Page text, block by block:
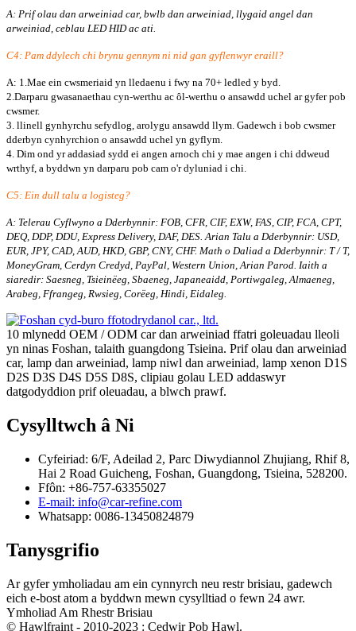
A: Prif olau dan arweiniad car, bwlb dan arweiniad, llygaid angel dan
arweiniad, ceblau LED HID ac ati.
C4: Pam ddylech chi brynu gennym ni nid gan gyflenwyr eraill?
A: 1.Mae ein cwsmeriaid yn lledaenu i fwy na 70+ ledled y byd.
2.Darparu gwasanaethau cyn-werthu ac ôl-werthu o ansawdd uchel ar gyfer pob
cwsmer.
3. llinell gynhyrchu sefydlog, arolygu ansawdd llym. Gadewch i bob cwsmer
dderbyn cynhyrchion o ansawdd uchel yn gyflym.
4. Dim ond yr addasiad sydd ei angen arnoch chi y mae angen i chi ddweud
wrthyf, a byddwn yn darparu pob cam o'r dyluniad i chi.
C5: Ein dull talu a logisteg?
A: Telerau Cyflwyno a Dderbynnir: FOB, CFR, CIF, EXW, FAS, CIP, FCA, CPT,
DEQ, DDP, DDU, Express Delivery, DAF, DES. Arian Talu a Dderbynnir: USD,
EUR, JPY, CAD, AUD, HKD, GBP, CNY, CHF. Math o Daliad a Dderbynnir: T / T,
MoneyGram, Cerdyn Credyd, PayPal, Western Union, Arian Parod. Iaith a
siaredir: Saesneg, Tsieinëeg, Sbaeneg, Japaneaidd, Portiwgaleg, Almaeneg,
Arabeg, Ffrangeg, Rwsieg, Corëeg, Hindi, Eidaleg.
10 mlynedd OEM / ODM car dan arweiniad ffatri goleuadau lleoli
yn ninas Foshan, talaith guangdong Tsieina. Prif olau dan arweiniad
car, lamp dan arweiniad, lamp niwl dan arweiniad, lamp xenon D1S
D2S D3S D4S D5S D8S, clipiau golau LED addaswyr
datgodyddion prif oleuadau, a blwch prawf.
Cysylltwch â Ni
Cyfeiriad: 6/F, Adeilad 2, Parc Diwydiannol Zhujiang, Rhif 8,
Hai 2 Road Guicheng, Foshan, Guangdong, Tsieina, 528200.
Ffôn: +86-757-63355027
E-mail: info@car-refine.com
Whatsapp: 0086-13450824879
Tanysgrifio
Ar gyfer ymholiadau am ein cynnyrch neu restr brisiau, gadewch
eich e-bost atom a byddwn mewn cysylltiad o fewn 24 awr.
Ymholiad Am Rhestr Brisiau
© Hawlfraint - 2010-2023 : Cedwir Pob Hawl.